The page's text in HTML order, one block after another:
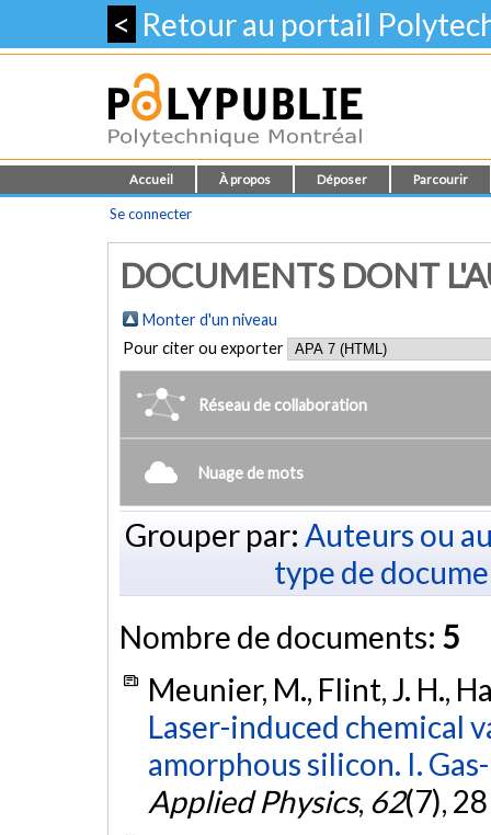
< Retour au portail
Accueil À propos Déposer Parcourir
Se connecter
DOCUMENTS DONT
Monter d'un niveau
Pour citer ou exporter
Réseau de collaboration
Nuage de mots
Grouper par: Auteurs ou
type de
Nombre de documents: 5
Meunier, M., Flint, J. H.,
Laser-induced chemical
amorphous silicon. I.
Applied Physics, 62(7),